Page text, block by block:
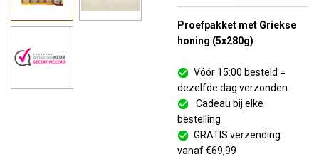
Proefpakket met Griekse
honing (5x280g)
Vóór 15:00 besteld =
dezelfde dag verzonden
Cadeau bij elke
bestelling
GRATIS verzending
vanaf €69,99